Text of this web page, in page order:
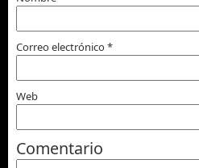
Correo electrónico*
Web
Comentario